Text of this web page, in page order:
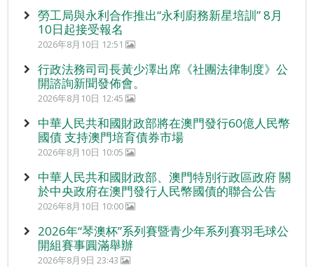
勞工局與永利合作推出“永利廚務新星培訓” 8月
10日起接受報名
2026年8月10日 12:51
行政法務司司長黃少澤出席《社團法律制度》公
開諮詢新聞發佈會。
2026年8月10日 12:45
中華人民共和國財政部將在澳門發行60億人民幣
國債 支持澳門培育債券市場
2026年8月10日 10:05
中華人民共和國財政部、澳門特別行政區政府 關
於中央政府在澳門發行人民幣國債的聯合公告
2026年8月10日 10:00
2026年“琴澳杯”系列賽暨青少年系列賽羽毛球公
開組賽事圓滿舉辦
2026年8月9日 23:43